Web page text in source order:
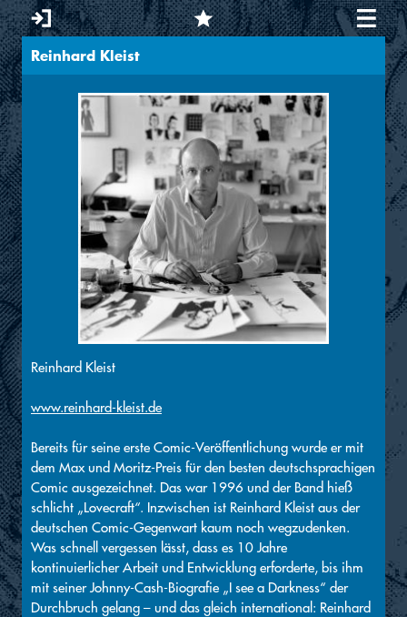
Sie sind hier
Reinhard Kleist
Reinhard Kleist
www.reinhard-kleist.de
Bereits für seine erste Comic-Veröffentlichung wurde er mit
dem Max und Moritz-Preis für den besten deutschsprachigen
Comic ausgezeichnet. Das war 1996 und der Band hieß
schlicht „Lovecraft“. Inzwischen ist Reinhard Kleist aus der
deutschen Comic-Gegenwart kaum noch wegzudenken.
Was schnell vergessen lässt, dass es 10 Jahre
kontinuierlicher Arbeit und Entwicklung erforderte, bis ihm
mit seiner Johnny-Cash-Biografie „I see a Darkness“ der
Durchbruch gelang – und das gleich international: Reinhard